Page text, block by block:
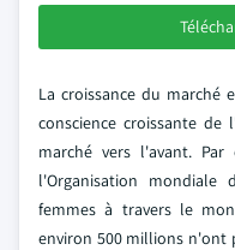
La croissance du
conscience croissante
marché vers l'avant.
l'Organisation mondiale
femmes à travers le
environ 500 millions n'ont